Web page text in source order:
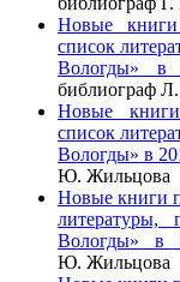
Новые книги
список
Вологды»
библиограф
Новые книги
список
Вологды» в
Ю. Жильцова
Новые книги
Вологды» в
Ю. Жильцова